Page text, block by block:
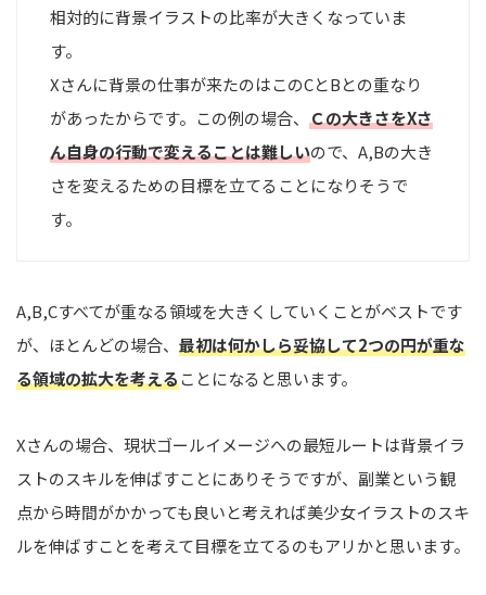
相対的に背景イラストの比率が大きくなっていま
す。
Xさんに背景の仕事が来たのはこのCとBとの重なり
があったからです。この例の場合、 Ｃの大きさをXさ
ん自身の行動で変えることは難しいので、A,Bの大き
さを変えるための目標を立てることになりそうで
す。
A,B,Cすべてが重なる領域を大きくしていくことがベストです
が、ほとんどの場合、 最初は何かしら妥協して2つの円が重な
る領域の拡大を考えることになると思います。
Xさんの場合、現状ゴールイメージへの最短ルートは背景イラ
ストのスキルを伸ばすことにありそうですが、副業という観
点から時間がかかっても良いと考えれば美少女イラストのスキ
ルを伸ばすことを考えて目標を立てるのもアリかと思います。